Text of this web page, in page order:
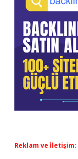
Reklam ve İletişim: